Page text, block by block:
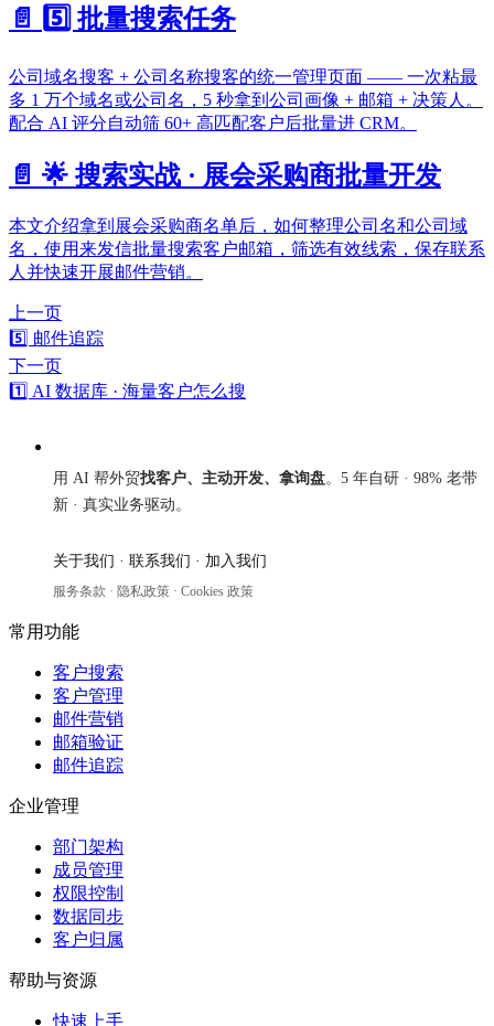
📄️ 5️⃣ 批量搜索任务
公司域名搜客 + 公司名称搜客的统一管理页面 —— 一次粘最
多 1 万个域名或公司名，5 秒拿到公司画像 + 邮箱 + 决策人。
配合 AI 评分自动筛 60+ 高匹配客户后批量进 CRM。
📄️ 🌟 搜索实战 · 展会采购商批量开发
本文介绍拿到展会采购商名单后，如何整理公司名和公司域
名，使用来发信批量搜索客户邮箱，筛选有效线索，保存联系
人并快速开展邮件营销。
上一页
5️⃣ 邮件追踪
下一页
1️⃣ AI 数据库 · 海量客户怎么搜
用 AI 帮外贸找客户、主动开发、拿询盘。5 年自研 · 98% 老带
新 · 真实业务驱动。
关于我们 · 联系我们 · 加入我们
服务条款 · 隐私政策 · Cookies 政策
常用功能
客户搜索
客户管理
邮件营销
邮箱验证
邮件追踪
企业管理
部门架构
成员管理
权限控制
数据同步
客户归属
帮助与资源
快速上手